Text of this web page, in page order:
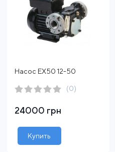
Насос EХ50 12-50
(0)
24000 грн
Купить